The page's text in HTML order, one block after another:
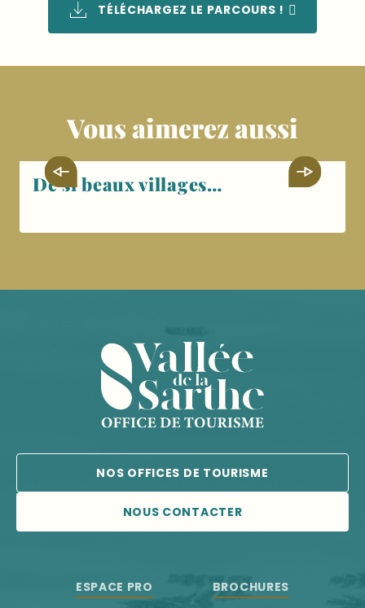
TÉLÉCHARGEZ LE PARCOURS !
Vous aimerez aussi
De si beaux villages…
NOS OFFICES DE TOURISME
NOUS CONTACTER
ESPACE PRO BROCHURES